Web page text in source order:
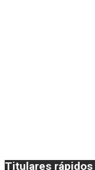
Titulares rápidos